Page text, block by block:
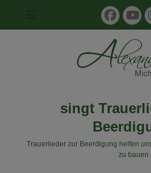
singt
Trauerlieder zur Beerdigung helfen
zu bauen